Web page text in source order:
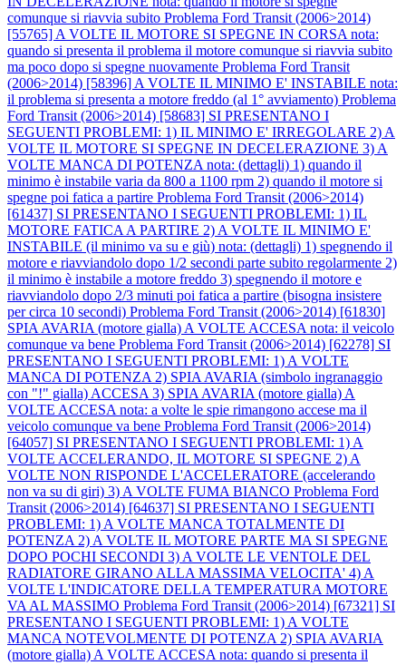
comunque si riavvia subito Problema Ford Transit (2006>2014)
[55765] A VOLTE IL MOTORE SI SPEGNE IN CORSA nota:
quando si presenta il problema il motore comunque si riavvia subito
ma poco dopo si spegne nuovamente Problema Ford Transit
(2006>2014) [58396] A VOLTE IL MINIMO E' INSTABILE nota:
il problema si presenta a motore freddo (al 1° avviamento) Problema
Ford Transit (2006>2014) [58683] SI PRESENTANO I
SEGUENTI PROBLEMI: 1) IL MINIMO E' IRREGOLARE 2) A
VOLTE IL MOTORE SI SPEGNE IN DECELERAZIONE 3) A
VOLTE MANCA DI POTENZA nota: (dettagli) 1) quando il
minimo è instabile varia da 800 a 1100 rpm 2) quando il motore si
spegne poi fatica a partire Problema Ford Transit (2006>2014)
[61437] SI PRESENTANO I SEGUENTI PROBLEMI: 1) IL
MOTORE FATICA A PARTIRE 2) A VOLTE IL MINIMO E'
INSTABILE (il minimo va su e giù) nota: (dettagli) 1) spegnendo il
motore e riavviandolo dopo 1/2 secondi parte subito regolarmente 2)
il minimo è instabile a motore freddo 3) spegnendo il motore e
riavviandolo dopo 2/3 minuti poi fatica a partire (bisogna insistere
per circa 10 secondi) Problema Ford Transit (2006>2014) [61830]
SPIA AVARIA (motore gialla) A VOLTE ACCESA nota: il veicolo
comunque va bene Problema Ford Transit (2006>2014) [62278] SI
PRESENTANO I SEGUENTI PROBLEMI: 1) A VOLTE
MANCA DI POTENZA 2) SPIA AVARIA (simbolo ingranaggio
con "!" gialla) ACCESA 3) SPIA AVARIA (motore gialla) A
VOLTE ACCESA nota: a volte le spie rimangono accese ma il
veicolo comunque va bene Problema Ford Transit (2006>2014)
[64057] SI PRESENTANO I SEGUENTI PROBLEMI: 1) A
VOLTE ACCELERANDO, IL MOTORE SI SPEGNE 2) A
VOLTE NON RISPONDE L'ACCELERATORE (accelerando
non va su di giri) 3) A VOLTE FUMA BIANCO Problema Ford
Transit (2006>2014) [64637] SI PRESENTANO I SEGUENTI
PROBLEMI: 1) A VOLTE MANCA TOTALMENTE DI
POTENZA 2) A VOLTE IL MOTORE PARTE MA SI SPEGNE
DOPO POCHI SECONDI 3) A VOLTE LE VENTOLE DEL
RADIATORE GIRANO ALLA MASSIMA VELOCITA' 4) A
VOLTE L'INDICATORE DELLA TEMPERATURA MOTORE
VA AL MASSIMO Problema Ford Transit (2006>2014) [67321] SI
PRESENTANO I SEGUENTI PROBLEMI: 1) A VOLTE
MANCA NOTEVOLMENTE DI POTENZA 2) SPIA AVARIA
(motore gialla) A VOLTE ACCESA nota: quando si presenta il